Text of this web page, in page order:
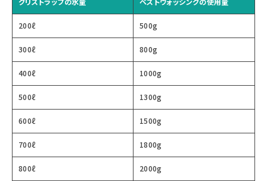
200ℓ 500g
300ℓ 800g
400ℓ 1000g
500ℓ 1300g
600ℓ 1500g
700ℓ 1800g
800ℓ 2000g